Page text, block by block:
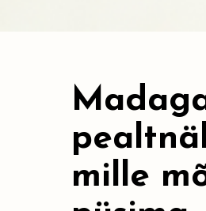
mille